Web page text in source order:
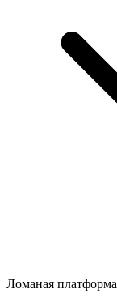
Ломаная платформа